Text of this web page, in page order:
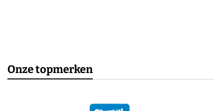
Onze topmerken